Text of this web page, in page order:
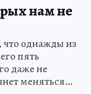
нам не
что однажды из
пять
даже не
меняться…